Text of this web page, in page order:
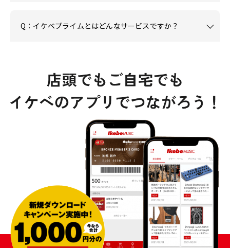
Q：イケベプライムとはどんなサービスですか？